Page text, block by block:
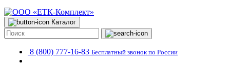
Каталог
8 (800) 777-16-83 Бесплатный звонок по России